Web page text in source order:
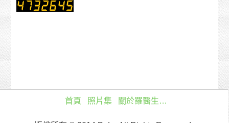
首頁 照片集 關於羅醫生…